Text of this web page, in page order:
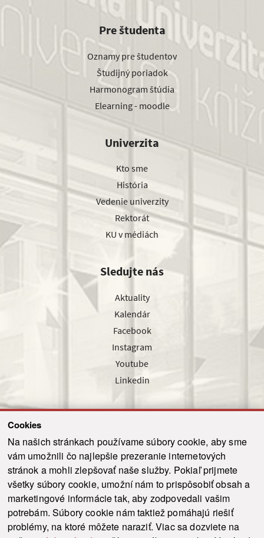
Cookies
Na našich stránkach používame súbory cookie, aby sme
vám umožnili čo najlepšie prezeranie internetových
stránok a mohli zlepšovať naše služby. Pokiaľ prijmete
všetky súbory cookie, umožní nám to prispôsobiť obsah a
marketingové informácie tak, aby zodpovedali vašim
potrebám. Súbory cookie nám taktiež pomáhajú riešiť
problémy, na ktoré môžete naraziť. Viac sa dozviete na
Pre študenta
Oznamy pre študentov
Študijný poriadok
Harmonogram štúdia
Elearning - moodle
Univerzita
Kto sme
História
Vedenie univerzity
Rektorát
KU v médiách
Sledujte nás
Aktuality
Kalendár
Facebook
Instagram
Youtube
Linkedin
Odoslať